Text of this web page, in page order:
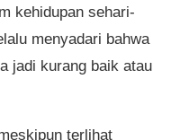
kehidupan sehari-
menyadari bahwa
jadi kurang baik atau
terlihat